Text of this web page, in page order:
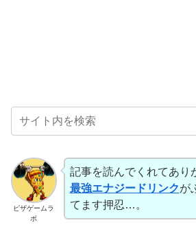
ピザゲームラ
ボ
記事を読んでくれてあり
最強エナジードリンクが
てます押忍…。